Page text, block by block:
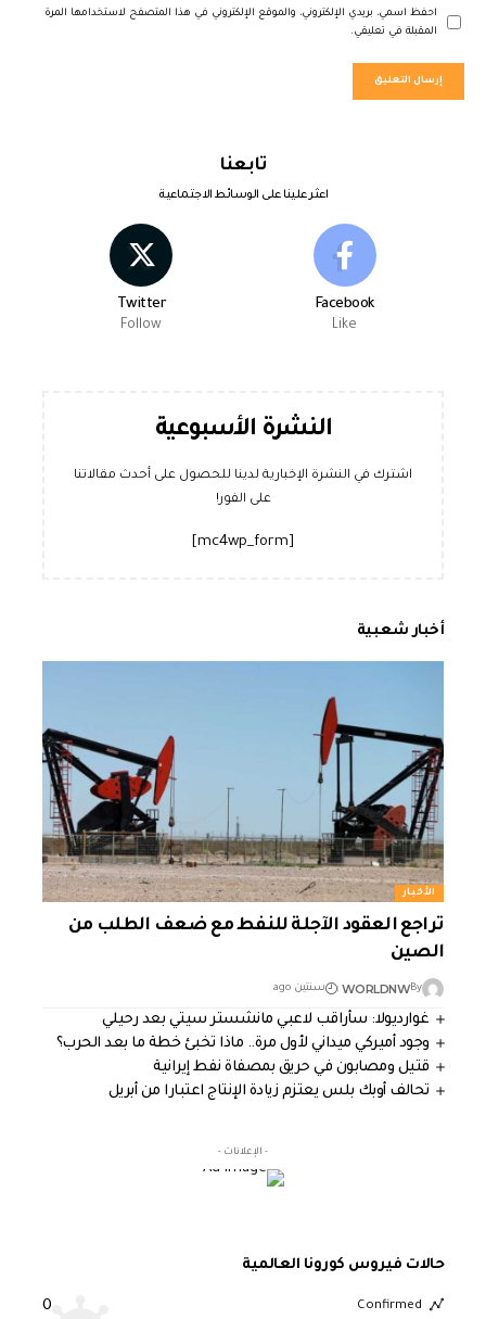
احفظ اسمي، بريدي الإلكتروني، والموقع الإلكتروني في هذا المتصفح لاستخدامها المرة
المقبلة في تعليقي.
تابعنا
اعثر علينا على الوسائط الاجتماعية
Facebook
Like
Twitter
Follow
النشرة الأسبوعية
اشترك في النشرة الإخبارية لدينا للحصول على أحدث مقالاتنا
على الفور!
أخبار شعبية
الأخبار
تراجع العقود الآجلة للنفط مع ضعف الطلب من
الصين
By
WORLDNW سنتين ago
غوارديولا: سأراقب لاعبي مانشستر سيتي بعد رحيلي
وجود أميركي ميداني لأول مرة.. ماذا تخبئ خطة ما بعد الحرب؟
قتيل ومصابون في حريق بمصفاة نفط إيرانية
تحالف أوبك بلس يعتزم زيادة الإنتاج اعتبارا من أبريل
- الإعلانات -
حالات فيروس كورونا العالمية
Confirmed
0